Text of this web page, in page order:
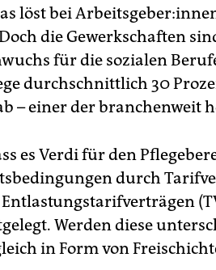
löst bei
die Gewerkschaften
für die sozialen
durchschnittlich 30
– einer der branchenweit
es Verdi für den
durch
Werden diese
in Form von